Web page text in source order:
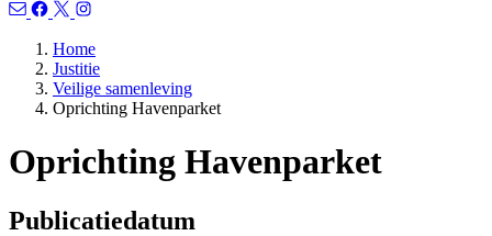
Home
Justitie
Veilige samenleving
Oprichting Havenparket
Oprichting Havenparket
Publicatiedatum